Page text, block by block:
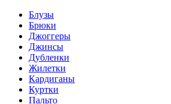
Блузы
Брюки
Джоггеры
Джинсы
Дубленки
Жилетки
Кардиганы
Куртки
Пальто